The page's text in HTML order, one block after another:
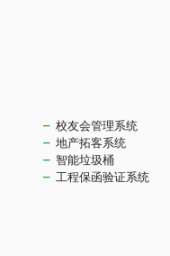
校友会管理系统
地产拓客系统
智能垃圾桶
工程保函验证系统